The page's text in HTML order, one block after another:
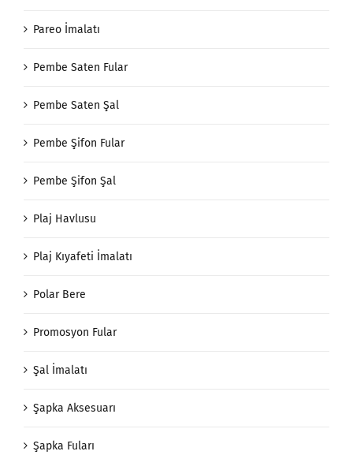
Pareo İmalatı
Pembe Saten Fular
Pembe Saten Şal
Pembe Şifon Fular
Pembe Şifon Şal
Plaj Havlusu
Plaj Kıyafeti İmalatı
Polar Bere
Promosyon Fular
Şal İmalatı
Şapka Aksesuarı
Şapka Fuları